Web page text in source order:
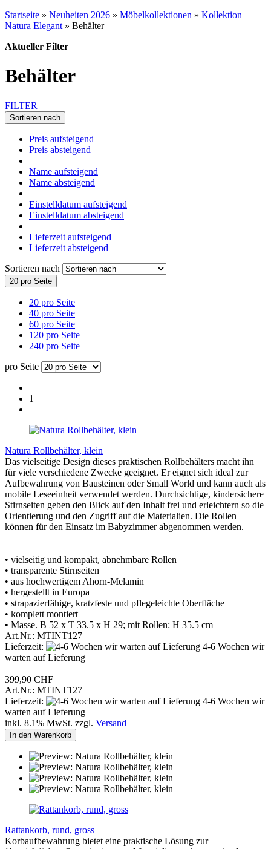
Startseite » Neuheiten 2026 » Möbelkollektionen » Kollektion
Natura Elegant » Behälter
Aktueller Filter
Behälter
FILTER
Sortieren nach
Preis aufsteigend
Preis absteigend
Name aufsteigend
Name absteigend
Einstelldatum aufsteigend
Einstelldatum absteigend
Lieferzeit aufsteigend
Lieferzeit absteigend
Sortieren nach
20 pro Seite
20 pro Seite
40 pro Seite
60 pro Seite
120 pro Seite
240 pro Seite
pro Seite
1
Natura Rollbehälter, klein
Das vielseitige Design dieses praktischen Rollbehälters macht ihn
für viele verschiedene Zwecke geeignet. Er eignet sich ideal zur
Aufbewahrung von Bausteinen oder Small World und kann auch als
mobile Leseeinheit verwendet werden. Durchsichtige, kindersichere
Stirnseiten geben den Blick auf den Inhalt frei und erleichtern so die
Orientierung und den Zugriff auf die Materialien. Die Rollen
können für den Einsatz im Babyzimmer abgenommen werden.
• vielseitig und kompakt, abnehmbare Rollen
• transparente Stirnseiten
• aus hochwertigem Ahorn-Melamin
• hergestellt in Europa
• strapazierfähige, kratzfeste und pflegeleichte Oberfläche
• komplett montiert
• Masse. B 52 x T 33.5 x H 29; mit Rollen: H 35.5 cm
Art.Nr.: MTINT127
Lieferzeit:
4-6 Wochen wir
warten auf Lieferung
399,90 CHF
Art.Nr.: MTINT127
Lieferzeit:
4-6 Wochen wir
warten auf Lieferung
inkl. 8.1% MwSt. zzgl. Versand
In den Warenkorb
Rattankorb, rund, gross
Korbaufbewahrung bietet eine praktische Lösung zur